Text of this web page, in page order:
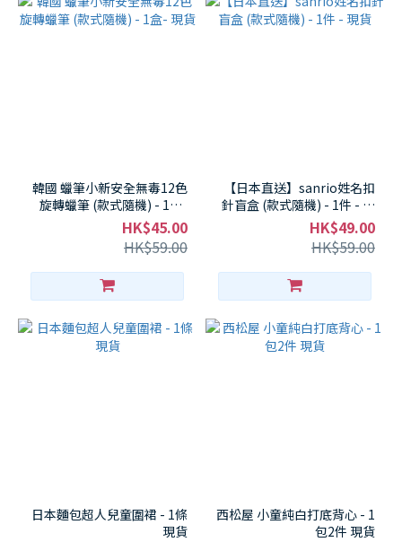
韓國 蠟筆小新安全無毒12色
旋轉蠟筆 (款式隨機) - 1盒-
現貨
HK$45.00
HK$59.00
【日本直送】sanrio姓名扣
針盲盒 (款式隨機) - 1件 - 現
貨
HK$49.00
HK$59.00
日本麵包超人兒童圍裙 - 1條
現貨
西松屋 小童純白打底背心 - 1
包2件 現貨